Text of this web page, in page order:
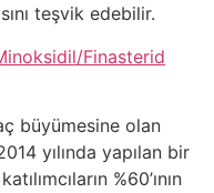
teşvik edebilir.
Finasterid
büyümesine olan
yılında yapılan bir
%60’ının